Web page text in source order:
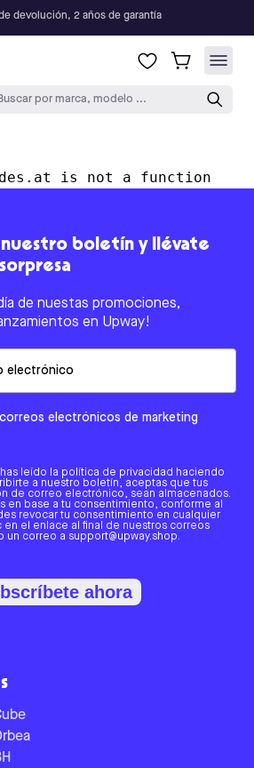
devolución, 2 años de garantía
por marca, modelo ...
is not a function
boletín y llévate
de nuestas promociones,
en Upway!
electrónicos de marketing
leído la política de privacidad haciendo
a nuestro boletín, aceptas que tus
de correo electrónico, sean almacenados.
en base a tu consentimiento, conforme al
revocar tu consentimiento en cualquier
el enlace al final de nuestros correos
correo a support@upway.shop.
ahora